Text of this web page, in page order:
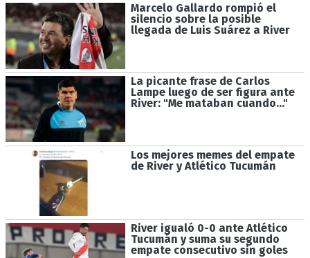
Marcelo Gallardo rompió el
silencio sobre la posible
llegada de Luis Suárez a River
La picante frase de Carlos
Lampe luego de ser figura ante
River: "Me mataban cuando…"
Los mejores memes del empate
de River y Atlético Tucumán
River igualó 0-0 ante Atlético
Tucumán y suma su segundo
empate consecutivo sin goles